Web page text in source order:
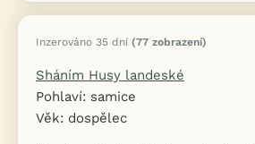
Inzerováno 35 dní (77 zobrazení)
Sháním Husy landeské
Pohlaví: samice
Věk: dospělec